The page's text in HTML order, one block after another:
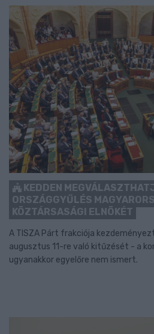
KEDDEN
ORSZÁGGYŰLÉS
KÖZTÁRSASÁGI ELNÖKÉT
A TISZA Párt frakciója
augusztus 11-re való kitűzését - a
ugyanakkor egyelőre nem ismert.